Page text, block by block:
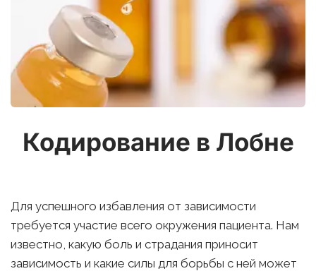
Кодирование в Лобне
Для успешного избавления от зависимости
требуется участие всего окружения пациента. Нам
известно, какую боль и страдания приносит
зависимость и какие силы для борьбы с ней может